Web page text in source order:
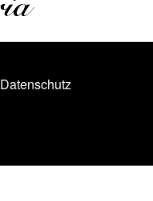
Datenschutz